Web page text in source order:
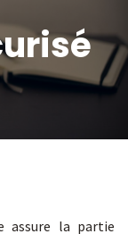
assure la partie